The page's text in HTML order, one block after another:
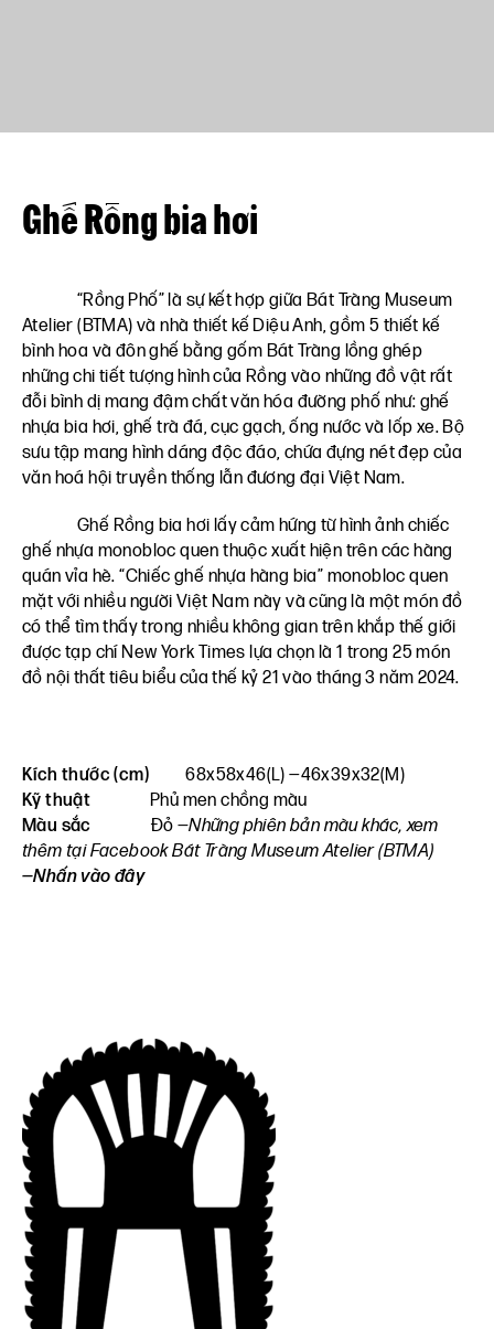
Ghế Rồng bia hơi
“Rồng Phố” là sự kết hợp giữa Bát Tràng Museum
Atelier (BTMA) và nhà thiết kế Diệu Anh, gồm 5 thiết kế
bình hoa và đôn ghế bằng gốm Bát Tràng lồng ghép
những chi tiết tượng hình của Rồng vào những đồ vật rất
đỗi bình dị mang đậm chất văn hóa đường phố như: ghế
nhựa bia hơi, ghế trà đá, cục gạch, ống nước và lốp xe. Bộ
sưu tập mang hình dáng độc đáo, chứa đựng nét đẹp của
văn hoá hội truyền thống lẫn đương đại Việt Nam.
Ghế Rồng bia hơi lấy cảm hứng từ hình ảnh chiếc
ghế nhựa monobloc quen thuộc xuất hiện trên các hàng
quán vỉa hè. “Chiếc ghế nhựa hàng bia” monobloc quen
mặt với nhiều người Việt Nam này và cũng là một món đồ
có thể tìm thấy trong nhiều không gian trên khắp thế giới
được tạp chí New York Times lựa chọn là 1 trong 25 món
đồ nội thất tiêu biểu của thế kỷ 21 vào tháng 3 năm 2024.
Kích thước (cm)
68x58x46(L) —46x39x32(M)
Kỹ thuật
Phủ men chồng màu
Màu sắc
Đỏ —Những phiên bản màu khác, xem
thêm tại Facebook Bát Tràng Museum Atelier (BTMA)
—Nhấn vào đây